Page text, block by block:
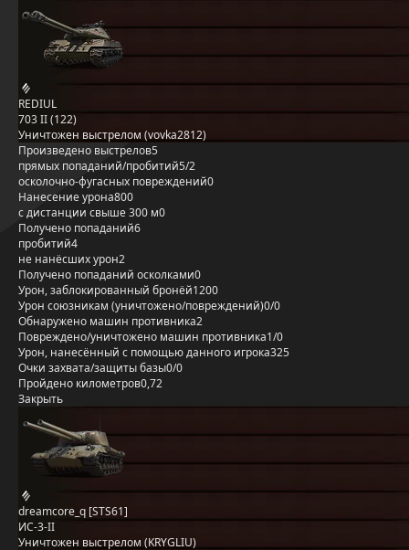
REDIUL
703 II (122)
Уничтожен выстрелом (vovka2812)
Произведено выстрелов5
прямых попаданий/пробитий5/2
осколочно-фугасных повреждений0
Нанесение урона800
с дистанции свыше 300 м0
Получено попаданий6
пробитий4
не нанёсших урон2
Получено попаданий осколками0
Урон, заблокированный бронёй1200
Урон союзникам (уничтожено/повреждений)0/0
Обнаружено машин противника2
Повреждено/уничтожено машин противника1/0
Урон, нанесённый с помощью данного игрока325
Очки захвата/защиты базы0/0
Пройдено километров0,72
Закрыть
dreamcore_q [STS61]
ИС-3-II
Уничтожен выстрелом (KRYGLIU)